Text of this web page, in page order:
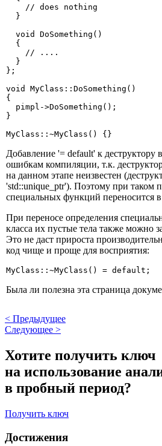
    // does nothing
  }
  void DoSomething()
  {
    // ....
  }
};
void MyClass::DoSomething()
{
  pimpl->DoSomething();
}
MyClass::~MyClass() {}
Добавление '= default' к деструктору
ошибкам компиляции, т.к.
на данном этапе неизвестен
'std::unique_ptr'). Поэтому при таком
специальных функций переносится
При переносе определения
класса их пустые тела также можно
Это не даст прироста
код чище и проще для восприятия:
MyClass::~MyClass() = default;
Была ли полезна эта страница
< Предыдущее
Следующее >
Хотите получить ключ
на использование
в пробный период?
Получить ключ
Достижения